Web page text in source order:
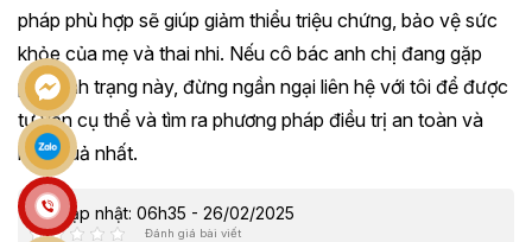
pháp phù hợp sẽ giúp giảm thiểu triệu chứng, bảo vệ sức
khỏe của mẹ và thai nhi. Nếu cô bác anh chị đang gặp
phải tình trạng này, đừng ngần ngại liên hệ với tôi để được
tư vấn cụ thể và tìm ra phương pháp điều trị an toàn và
hiệu quả nhất.
Cập nhật: 06h35 - 26/02/2025
Đánh giá bài viết